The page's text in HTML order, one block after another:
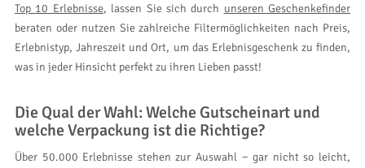
Top 10 Erlebnisse, lassen Sie sich durch unseren Geschenkefinder
beraten oder nutzen Sie zahlreiche Filtermöglichkeiten nach Preis,
Erlebnistyp, Jahreszeit und Ort, um das Erlebnisgeschenk zu finden,
was in jeder Hinsicht perfekt zu ihren Lieben passt!
Die Qual der Wahl: Welche Gutscheinart und
welche Verpackung ist die Richtige?
Über 50.000 Erlebnisse stehen zur Auswahl − gar nicht so leicht,